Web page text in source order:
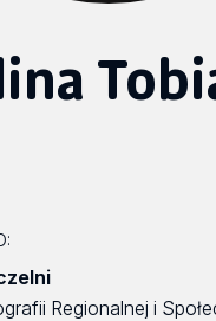
Regionalnej i